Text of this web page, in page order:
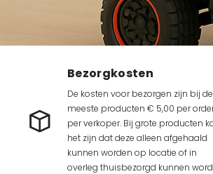
Bezorgkosten
De kosten voor bezorgen zijn bij de
meeste producten € 5,00 per
per verkoper. Bij grote producten
het zijn dat deze alleen afgehaald
kunnen worden op locatie of in
overleg thuisbezorgd kunnen